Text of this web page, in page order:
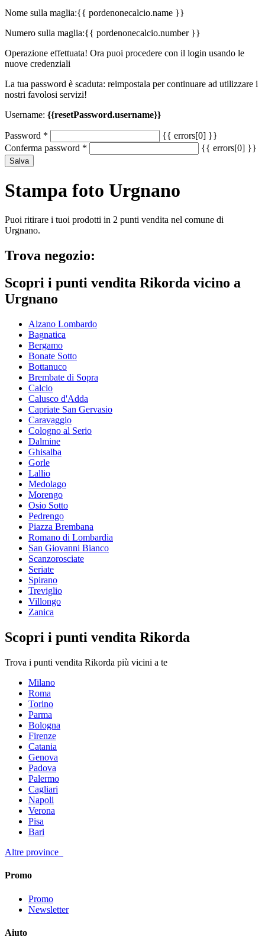
Nome sulla maglia:{{ pordenonecalcio.name }}
Numero sulla maglia:{{ pordenonecalcio.number }}
Operazione effettuata! Ora puoi procedere con il login usando le
nuove credenziali
La tua password è scaduta: reimpostala per continuare ad utilizzare i
nostri favolosi servizi!
Username: {{resetPassword.username}}
Password *
{{ errors[0] }}
Conferma password * {{ errors[0] }}
Salva
Stampa foto Urgnano
Puoi ritirare i tuoi prodotti in 2 punti vendita nel comune di
Urgnano.
Trova negozio:
Scopri i punti vendita Rikorda vicino a
Urgnano
Alzano Lombardo
Bagnatica
Bergamo
Bonate Sotto
Bottanuco
Brembate di Sopra
Calcio
Calusco d'Adda
Capriate San Gervasio
Caravaggio
Cologno al Serio
Dalmine
Ghisalba
Gorle
Lallio
Medolago
Morengo
Osio Sotto
Pedrengo
Piazza Brembana
Romano di Lombardia
San Giovanni Bianco
Scanzorosciate
Seriate
Spirano
Treviglio
Villongo
Zanica
Scopri i punti vendita Rikorda
Trova i punti vendita Rikorda più vicini a te
Milano
Roma
Torino
Parma
Bologna
Firenze
Catania
Genova
Padova
Palermo
Cagliari
Napoli
Verona
Pisa
Bari
Altre province
Promo
Promo
Newsletter
Aiuto